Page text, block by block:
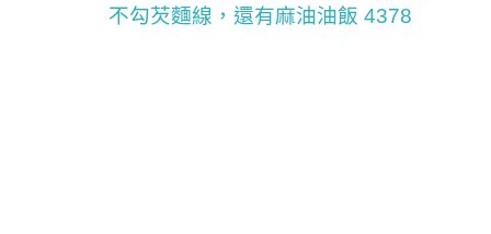
不勾芡麵線，還有麻油油飯 4378